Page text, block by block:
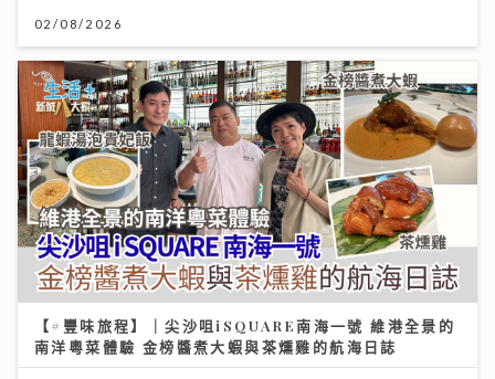
02/08/2026
【#豐味旅程】｜尖沙咀iSQUARE南海一號 維港全景的
南洋粵菜體驗 金榜醬煮大蝦與茶燻雞的航海日誌